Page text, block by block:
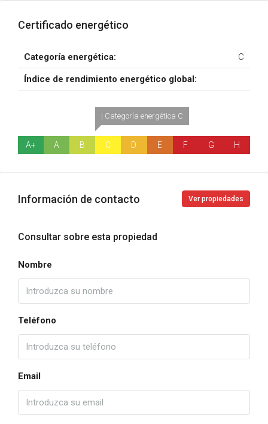
Certificado energético
Categoría energética: C
Índice de rendimiento energético global:
A+ A B
| Categoría energética C
C D E F G H
Información de contacto Ver propiedades
Consultar sobre esta propiedad
Nombre
Teléfono
Email